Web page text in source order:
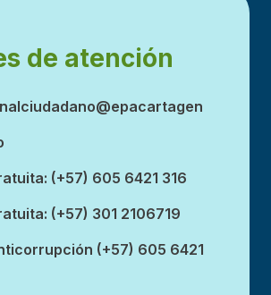
de atención
(+57) 605 6421 316
(+57) 301 2106719
(+57) 605 6421